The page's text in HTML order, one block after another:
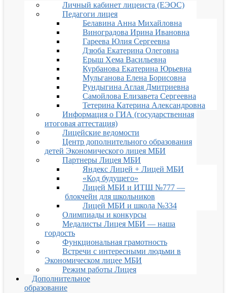
Личный кабинет лицеиста (ЕЭОС)
Педагоги лицея
Белавина Анна Михайловна
Виноградова Ирина Ивановна
Гареева Юлия Сергеевна
Дзюба Екатерина Олеговна
Ерыш Хема Васильевна
Курбанова Екатерина Юрьевна
Мульганова Елена Борисовна
Рундыгина Аглая Дмитриевна
Самойлова Елизавета Сергеевна
Тетерина Катерина Александровна
Информация о ГИА (государственная
итоговая аттестация)
Лицейские ведомости
Центр дополнительного образования
детей Экономического лицея МБИ
Партнеры Лицея МБИ
Яндекс Лицей + Лицей МБИ
«Код будущего»
Лицей МБИ и ИТШ №777 —
блокчейн для школьников
Лицей МБИ и школа №334
Олимпиады и конкурсы
Медалисты Лицея МБИ — наша
гордость
Функциональная грамотность
Встречи с интересными людьми в
Экономическом лицее МБИ
Режим работы Лицея
Дополнительное
образование